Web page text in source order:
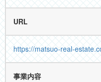
URL
https://matsuo-real-
事業内容